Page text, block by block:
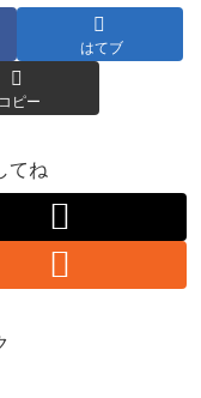
はてブ
コピー
てね